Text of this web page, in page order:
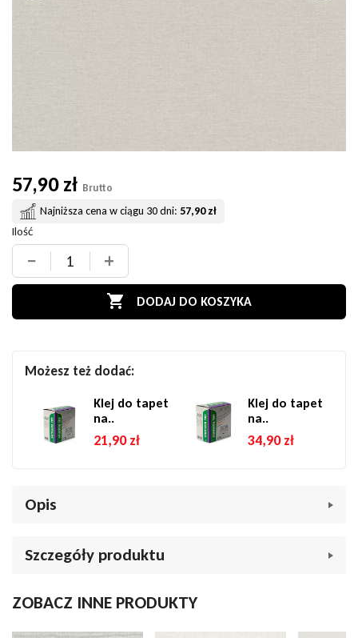
57,90 zł Brutto
Najniższa cena w ciągu 30 dni: 57,90 zł
Ilość
− +
 DODAJ DO KOSZYKA
Możesz też dodać:
Klej do tapet
na..
21,90 zł
Klej do tapet
na..
34,90 zł
Opis
beż, tło gładkie
propozycja w eleganckim odcieniu chłodnego beżu. Jej
Szczegóły produktu
MarkaTapety jednolite
ZOBACZ INNE PRODUKTY